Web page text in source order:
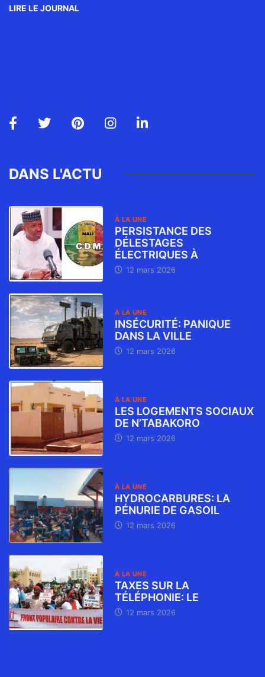
LIRE LE JOURNAL
DANS L'ACTU
À LA UNE
PERSISTANCE DES
DÉLESTAGES
ÉLECTRIQUES À
12 mars 2026
À LA UNE
INSÉCURITÉ: PANIQUE
DANS LA VILLE
12 mars 2026
À LA UNE
LES LOGEMENTS SOCIAUX
DE N’TABAKORO
12 mars 2026
À LA UNE
HYDROCARBURES: LA
PÉNURIE DE GASOIL
12 mars 2026
À LA UNE
TAXES SUR LA
TÉLÉPHONIE: LE
12 mars 2026